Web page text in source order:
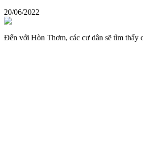
20/06/2022
Đến với Hòn Thơm, các cư dân sẽ tìm thấy